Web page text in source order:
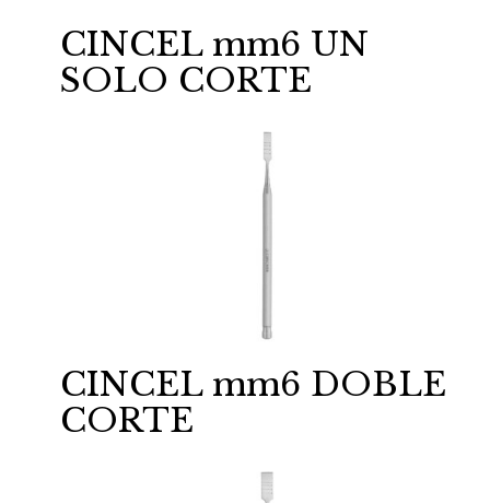
CINCEL mm6 UN
SOLO CORTE
CINCEL mm6 DOBLE
CORTE